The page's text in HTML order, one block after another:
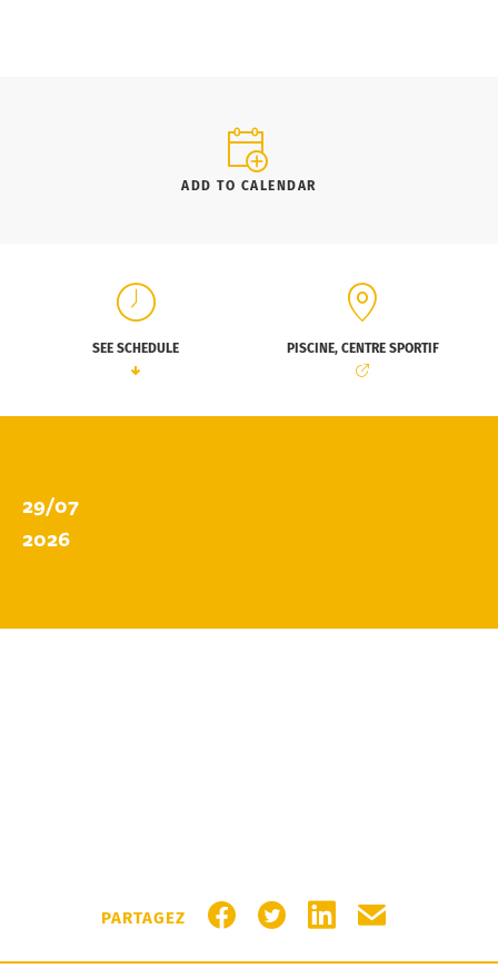
ADD TO CALENDAR
SEE SCHEDULE PISCINE, CENTRE SPORTIF
29/07
2026
PARTAGEZ
PARTAGER SUR FACEBOOK
PARTAGER SUR TWITTER
PARTAGER SUR
PARTAGER